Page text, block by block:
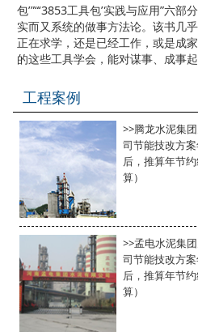
包’”“‘3853工具包’实践与应用”六
实而又系统的做事方法论。该书几
正在求学，还是已经工作，或是成
的这些工具学会，能对谋事、成事
工程案例
>>腾龙水泥集
司节能技改方
后，推算年节
算）
>>孟电水泥集
司节能技改方
后，推算年节
算）